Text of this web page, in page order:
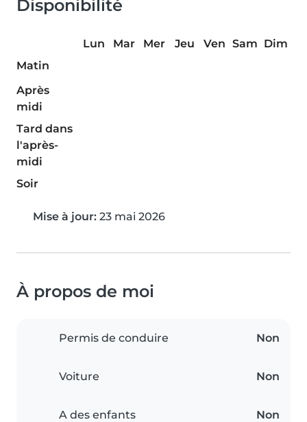
Disponibilité
Lun Mar Mer Jeu Ven Sam Dim
Matin
Après
midi
Tard dans
l'après-
midi
Soir
Mise à jour: 23 mai 2026
À propos de moi
Permis de conduire Non
Voiture Non
A des enfants Non